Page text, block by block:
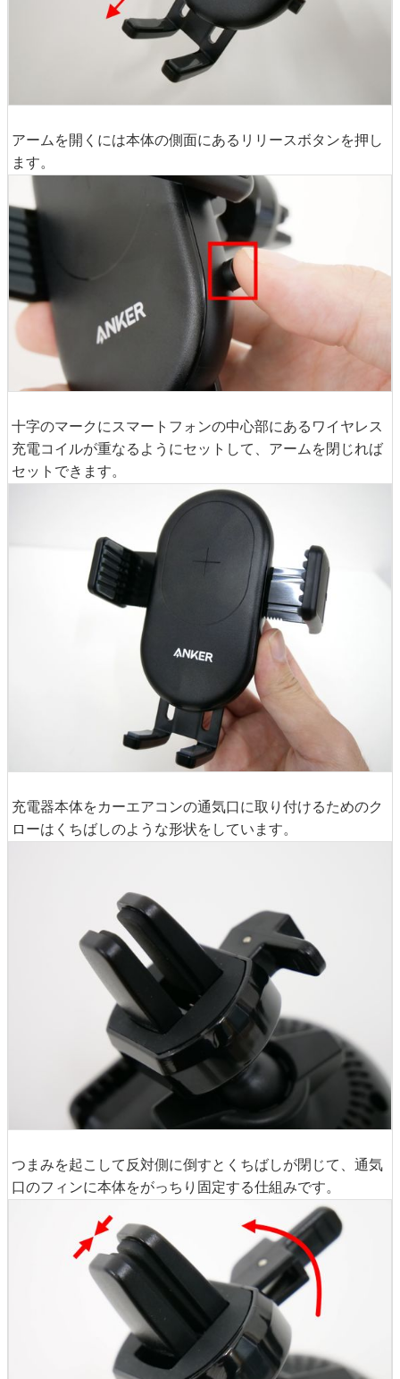
アームを開くには本体の側面にあるリリースボタンを押し
ます。
十字のマークにスマートフォンの中心部にあるワイヤレス
充電コイルが重なるようにセットして、アームを閉じれば
セットできます。
充電器本体をカーエアコンの通気口に取り付けるためのク
ローはくちばしのような形状をしています。
つまみを起こして反対側に倒すとくちばしが閉じて、通気
口のフィンに本体をがっちり固定する仕組みです。